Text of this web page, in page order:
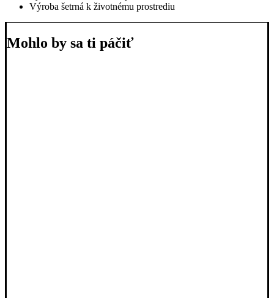
Výroba šetrná k životnému prostrediu
Mohlo by sa ti páčiť